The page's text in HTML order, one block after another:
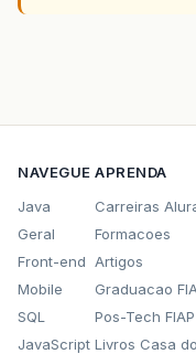
NAVEGUE
Java
Geral
Front-end
Mobile
SQL
JavaScript
APRENDA
Carreiras
Formacoes
Artigos
Graduacao
Pos-Tech FIAP
Livros Casa